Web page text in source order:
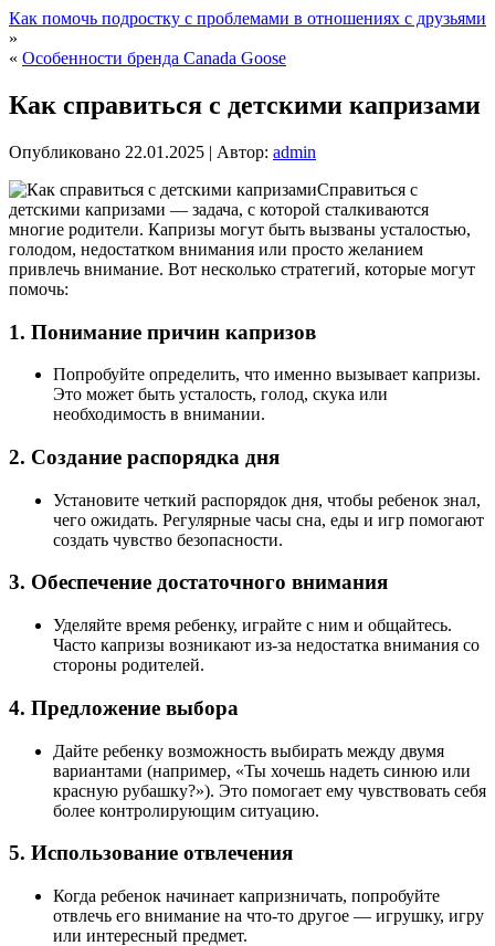
Как помочь подростку с проблемами в отношениях с друзьями
»
« Особенности бренда Canada Goose
Как справиться с детскими капризами
Опубликовано 22.01.2025 | Автор: admin
Справиться с
детскими капризами — задача, с которой сталкиваются
многие родители. Капризы могут быть вызваны усталостью,
голодом, недостатком внимания или просто желанием
привлечь внимание. Вот несколько стратегий, которые могут
помочь:
1. Понимание причин капризов
Попробуйте определить, что именно вызывает капризы.
Это может быть усталость, голод, скука или
необходимость в внимании.
2. Создание распорядка дня
Установите четкий распорядок дня, чтобы ребенок знал,
чего ожидать. Регулярные часы сна, еды и игр помогают
создать чувство безопасности.
3. Обеспечение достаточного внимания
Уделяйте время ребенку, играйте с ним и общайтесь.
Часто капризы возникают из-за недостатка внимания со
стороны родителей.
4. Предложение выбора
Дайте ребенку возможность выбирать между двумя
вариантами (например, «Ты хочешь надеть синюю или
красную рубашку?»). Это помогает ему чувствовать себя
более контролирующим ситуацию.
5. Использование отвлечения
Когда ребенок начинает капризничать, попробуйте
отвлечь его внимание на что-то другое — игрушку, игру
или интересный предмет.